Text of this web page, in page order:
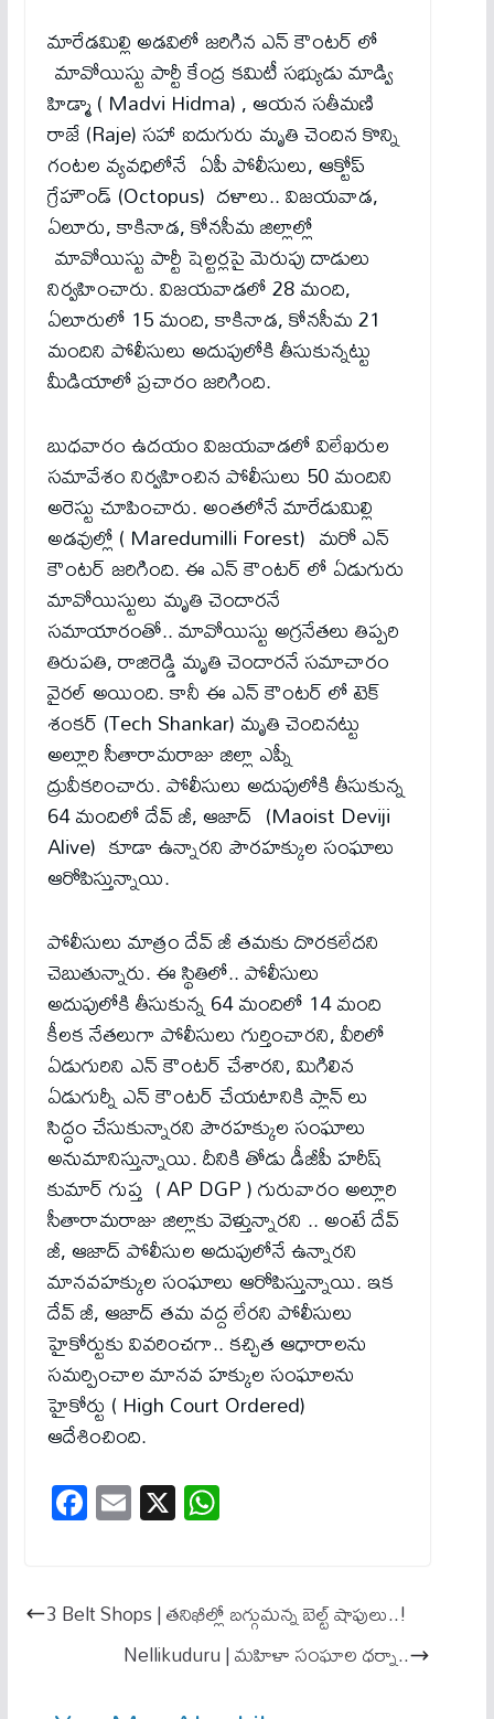
మారేడమిల్లి అడవిలో జరిగిన ఎన్​ కౌంటర్​ లో
మావోయిస్టు పార్టీ కేంద్ర కమిటీ సభ్యుడు మాడ్వి
హిడ్మా ( Madvi Hidma) , ఆయన సతీమణి
రాజే (Raje) సహా ఐదుగురు మృతి చెందిన కొన్ని
గంటల వ్యవధిలోనే ఏపీ పోలీసులు, ఆక్టోప్​
గ్రేహౌండ్ (Octopus) ​ దళాలు.. విజయవాడ,
ఏలూరు, కాకినాడ, కోనసీమ జిల్లాల్లో
మావోయిస్టు పార్టీ షెల్టర్లపై మెరుపు దాడులు
నిర్వహించారు. విజయవాడలో 28 మంది,
ఏలూరులో 15 మంది, కాకినాడ, కోనసీమ 21
మందిని పోలీసులు అదుపులోకి తీసుకున్నట్టు
మీడియాలో ప్రచారం జరిగింది.
బుధవారం ఉదయం విజయవాడలో విలేఖరుల
సమావేశం నిర్వహించిన పోలీసులు 50 మందిని
అరెస్టు చూపించారు. అంతలోనే మారేడుమిల్లి
అడవుల్లో ( Maredumilli Forest) మరో ఎన్​
కౌంటర్​ జరిగింది. ఈ ఎన్​ కౌంటర్​ లో ఏడుగురు
మావోయిస్టులు మృతి చెందారనే
సమాయారంతో.. మావోయిస్టు అగ్రనేతలు తిప్పరి
తిరుపతి, రాజిరెడ్డి మృతి చెందారనే సమాచారం
వైరల్​ అయింది. కానీ ఈ ఎన్​ కౌంటర్​ లో టెక్​
శంకర్ (Tech Shankar)​ మృతి చెందినట్టు
అల్లూరి సీతారామరాజు జిల్లా ఎప్నీ
ద్రువీకరించారు. పోలీసులు అదుపులోకి తీసుకున్న
64 మందిలో దేవ్​ జీ, ఆజాద్​ (Maoist Deviji
Alive) కూడా ఉన్నారని పౌరహక్కుల సంఘాలు
ఆరోపిస్తున్నాయి.
పోలీసులు మాత్రం దేవ్​ జీ తమకు దొరకలేదని
చెబుతున్నారు. ఈ స్థితిలో.. పోలీసులు
అదుపులోకి తీసుకున్న 64 మందిలో 14 మంది
కీలక నేతలుగా పోలీసులు గుర్తించారని, వీరిలో
ఏడుగురిని ఎన్​ కౌంటర్​ చేశారని, మిగిలిన
ఏడుగుర్నీ ఎన్​ కౌంటర్​ చేయటానికి ప్లాన్​ లు
సిద్ధం చేసుకున్నారని పౌరహక్కుల సంఘాలు
అనుమానిస్తున్నాయి. దీనికి తోడు డీజీపీ హరీష్​
కుమార్​ గుప్త ( AP DGP ) గురువారం అల్లూరి
సీతారామరాజు జిల్లాకు వెళ్తున్నారని .. అంటే దేవ్​
జీ, ఆజాద్​ పోలీసుల అదుపులోనే ఉన్నారని
మానవహక్కుల సంఘాలు ఆరోపిస్తున్నాయి. ఇక
దేవ్​ జీ, ఆజాద్​ తమ వద్ద లేరని పోలీసులు
హైకోర్టుకు వివరించగా.. కచ్చిత ఆధారాలను
సమర్పించాల మానవ హక్కుల సంఘాలను
హైకోర్టు ( High Court Ordered)
ఆదేశించింది.
Fa
ce
ok
E
m
X W
ha
A
pp
3 Belt Shops | తనిఖీల్లో బగ్గుమన్న బెల్ట్ షాపులు..!
Nellikuduru | మహిళా సంఘాల ధర్నా..